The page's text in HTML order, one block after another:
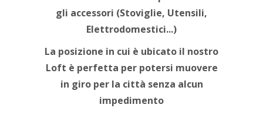
gli accessori (Stoviglie, Utensili,
Elettrodomestici...)
La posizione in cui è ubicato il nostro
Loft è perfetta per potersi muovere
in giro per la città senza alcun
impedimento